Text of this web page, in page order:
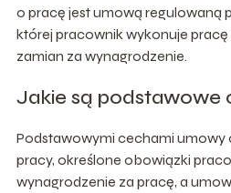
o pracę jest umową regulowaną
której pracownik wykonuje
zamian za wynagrodzenie.
Jakie są podstawowe
Podstawowymi cechami umowy
pracy, określone obowiązki
wynagrodzenie za pracę, a